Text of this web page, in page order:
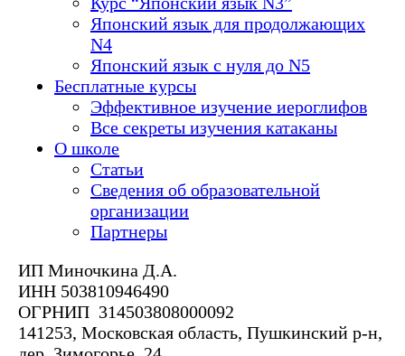
Японский язык для продолжающих
N4
Японский язык с нуля до N5
Бесплатные курсы
Эффективное изучение иероглифов
Все секреты изучения катаканы
О школе
Статьи
Сведения об образовательной
организации
Партнеры
ИП Миночкина Д.А.
ИНН 503810946490
ОГРНИП 314503808000092
141253, Московская область, Пушкинский р-н,